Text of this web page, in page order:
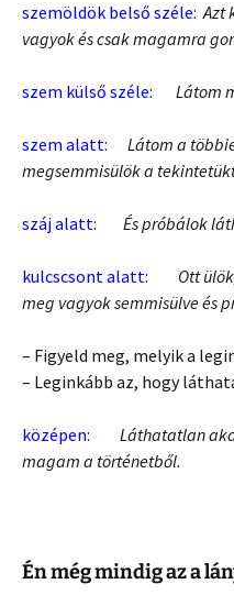
szemöldök belső széle: Azt
vagyok és csak magamra
szem külső széle: Látom
szem alatt:
Látom a
megsemmisülök a
száj alatt: És próbálok
kulcscsont alatt:
Ott
meg vagyok semmisülve és
– Figyeld meg, melyik a
– Leginkább az, hogy
középen:
Láthatatlan
magam a történetből.
Én még mindig az a